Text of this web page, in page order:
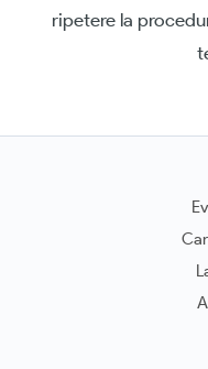
ripetere la